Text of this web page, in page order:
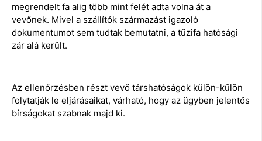
megrendelt fa alig több mint felét adta volna át a
vevőnek. Mivel a szállítók származást igazoló
dokumentumot sem tudtak bemutatni, a tűzifa hatósági
zár alá került.
Az ellenőrzésben részt vevő társhatóságok külön-külön
folytatják le eljárásaikat, várható, hogy az ügyben jelentős
bírságokat szabnak majd ki.